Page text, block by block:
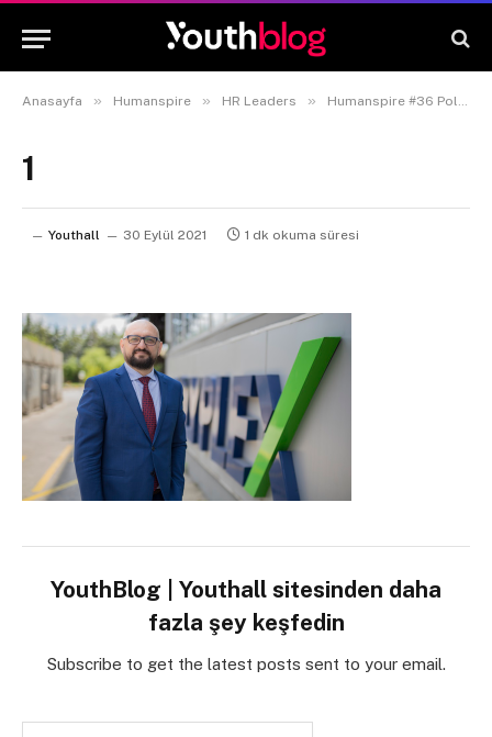
Anasayfa » Humanspire » HR Leaders » Humanspire #36 Polyplex – İnsan Kaynakları ve İdari İşler Genel Müdür Yardımcısı Gökhan Ermiş
1
Youthall 30 Eylül 2021 1 dk okuma süresi
YouthBlog | Youthall sitesinden daha
fazla şey keşfedin
Subscribe to get the latest posts sent to your email.
E-postanızı yazın…